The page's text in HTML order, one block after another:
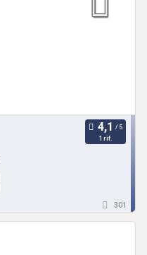
1 rif.
301